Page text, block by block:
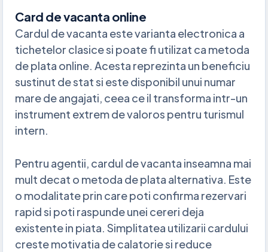
Card de vacanta online
Cardul de vacanta este varianta electronica a
tichetelor clasice si poate fi utilizat ca metoda
de plata online. Acesta reprezinta un beneficiu
sustinut de stat si este disponibil unui numar
mare de angajati, ceea ce il transforma intr-un
instrument extrem de valoros pentru turismul
intern.
Pentru agentii, cardul de vacanta inseamna mai
mult decat o metoda de plata alternativa. Este
o modalitate prin care poti confirma rezervari
rapid si poti raspunde unei cereri deja
existente in piata. Simplitatea utilizarii cardului
creste motivatia de calatorie si reduce